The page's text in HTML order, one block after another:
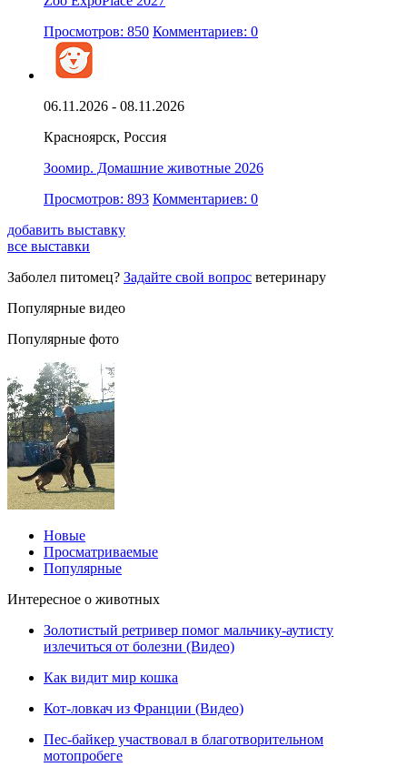
Просмотров: 850 Комментариев: 0
06.11.2026 - 08.11.2026
Красноярск, Россия
Зоомир. Домашние животные 2026
Просмотров: 893 Комментариев: 0
добавить выставку
все выставки
Заболел питомец? Задайте свой вопрос ветеринару
Популярные видео
Популярные фото
Новые
Просматриваемые
Популярные
Интересное о животных
Золотистый ретривер помог мальчику-аутисту
излечиться от болезни (Видео)
Как видит мир кошка
Кот-ловкач из Франции (Видео)
Пес-байкер участвовал в благотворительном
мотопробеге